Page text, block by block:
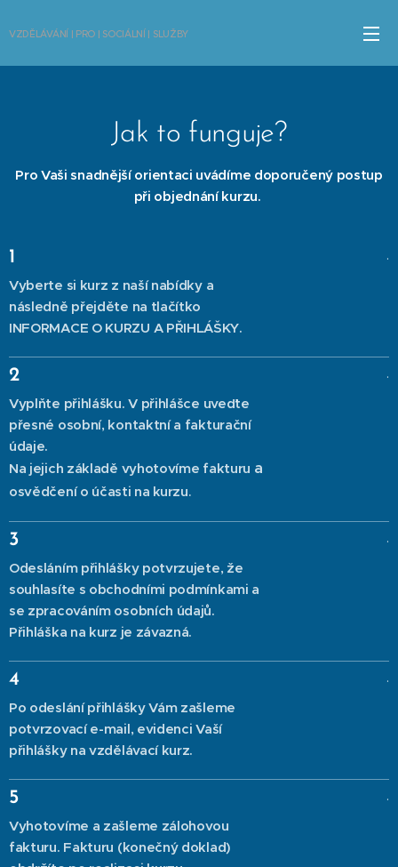
VZDĚLÁVÁNÍ | PRO | SOCIÁLNÍ | SLUŽBY
Jak to funguje?
Pro Vaši snadnější orientaci uvádíme doporučený postup
při objednání kurzu.
1
Vyberte si kurz z naší nabídky a
následně přejděte na tlačítko
INFORMACE O KURZU A PŘIHLÁŠKY.
.
2
Vyplňte přihlášku. V přihlášce uveďte
přesné osobní, kontaktní a fakturační
údaje.
Na jejich základě vyhotovíme fakturu a
osvědčení o účasti na kurzu.
.
3
Odesláním přihlášky potvrzujete, že
souhlasíte s obchodními podmínkami a
se zpracováním osobních údajů.
Přihláška na kurz je závazná.
.
4
Po odeslání přihlášky Vám zašleme
potvrzovací e-mail, evidenci Vaší
přihlášky na vzdělávací kurz.
.
5
Vyhotovíme a zašleme zálohovou
fakturu. Fakturu (konečný doklad)
.